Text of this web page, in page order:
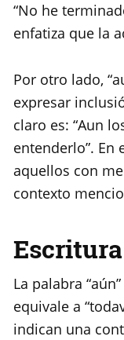
“No he
enfatiza que la
Por otro lado,
expresar
claro es: “Aun
entenderlo”. En
aquellos con
contexto
La palabra
equivale a
indican una